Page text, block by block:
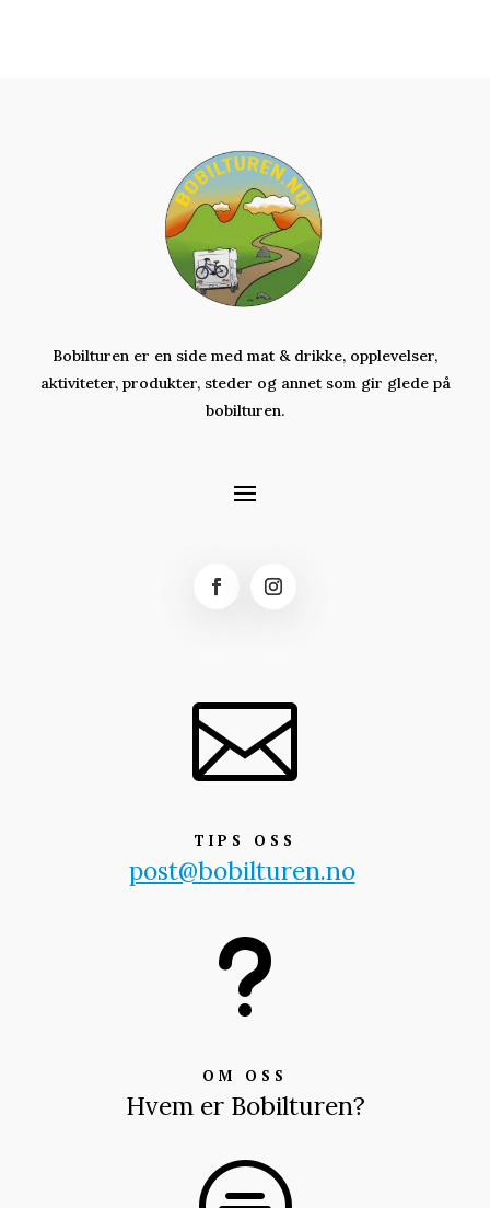
Bobilturen er en side med mat & drikke, opplevelser,
aktiviteter, produkter, steder og annet som gir glede på
bobilturen.

TIPS OSS
post@bobilturen.no
u
OM OSS
Hvem er Bobilturen?